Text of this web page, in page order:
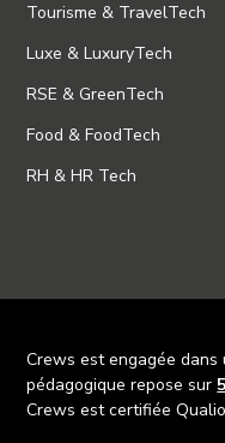
Tourisme & TravelTech
Luxe & LuxuryTech
RSE & GreenTech
Food & FoodTech
RH & HR Tech
Crews est engagée
pédagogique repose sur
Crews est certifiée